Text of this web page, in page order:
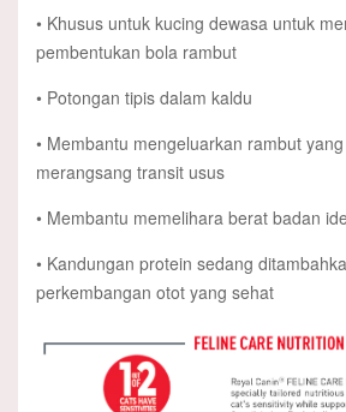
• Khusus untuk kucing dewasa untuk
pembentukan bola rambut
• Potongan tipis dalam kaldu
• Membantu mengeluarkan rambut
merangsang transit usus
• Membantu memelihara berat badan
• Kandungan protein sedang
perkembangan otot yang sehat